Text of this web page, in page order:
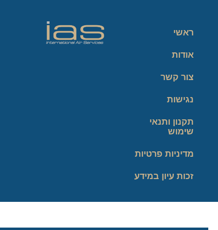
ראשי
אודות
צור קשר
נגישות
תקנון ותנאי
שימוש
מדיניות פרטיות
זכות עיון במידע